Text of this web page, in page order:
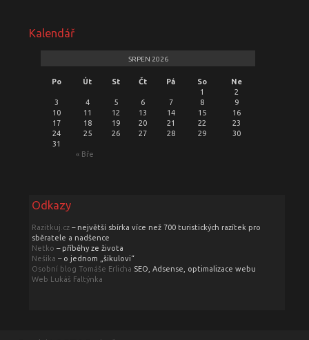
Kalendář
SRPEN 2026
Po Út St Čt Pá So Ne
« Bře
1
2
3
4 5 6 7 8
9
10
11 12 13 14 15
16
17
18 19 20 21 22
23
24
25 26 27 28 29
30
31
Odkazy
Razitkuj.cz– největší sbírka více než 700 turistických razítek pro
sběratele a nadšence
Netko – příběhy ze života
Nešika – o jednom „šikulovi“
Osobní blog Tomáše Erlicha SEO, Adsense, optimalizace webu
Web Lukáš Faltýnka